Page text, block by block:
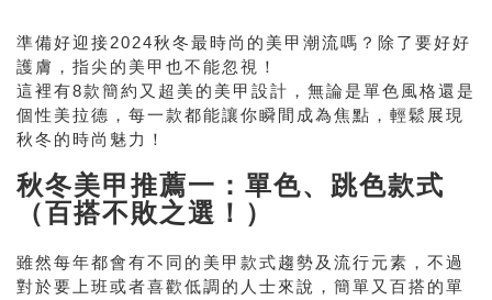
準備好迎接2024秋冬最時尚的美甲潮流嗎？除了要好好
護膚，指尖的美甲也不能忽視！
這裡有8款簡約又超美的美甲設計，無論是單色風格還是
個性美拉德，每一款都能讓你瞬間成為焦點，輕鬆展現
秋冬的時尚魅力！
秋冬美甲推薦一：單色、跳色款式
（百搭不敗之選！）
雖然每年都會有不同的美甲款式趨勢及流行元素，不過
對於要上班或者喜歡低調的人士來說，簡單又百搭的單